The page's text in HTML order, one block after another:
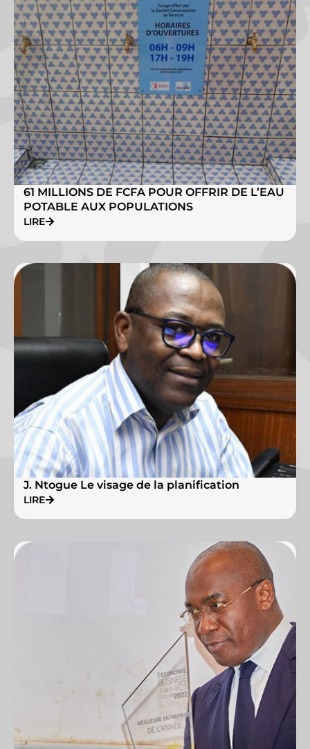
61 MILLIONS DE FCFA POUR OFFRIR DE L’EAU
POTABLE AUX POPULATIONS
LIRE
J. Ntogue Le visage de la planification
LIRE